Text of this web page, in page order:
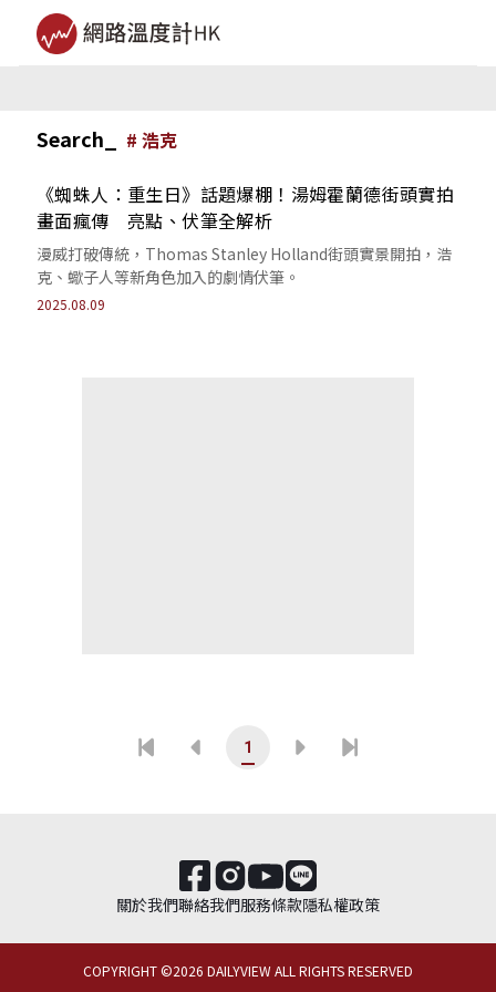
Search_ # 浩克
《蜘蛛人：重生日》話題爆棚！湯姆霍蘭德街頭實拍
畫面瘋傳 亮點、伏筆全解析
漫威打破傳統，Thomas Stanley Holland街頭實景開拍，浩
克、蠍子人等新角色加入的劇情伏筆。
2025.08.09
1
關於我們聯絡我們服務條款隱私權政策
COPYRIGHT ©2026 DAILYVIEW ALL RIGHTS RESERVED